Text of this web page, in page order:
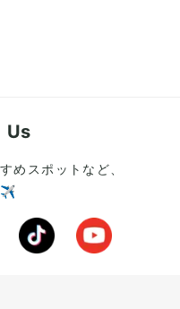
めスポットなど、
✈️